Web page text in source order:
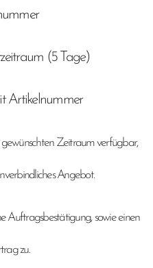
(5 Tage)
Artikelnummer
Zeitraum verfügbar,
Angebot.
Auftragsbestätigung, sowie einen
zu.